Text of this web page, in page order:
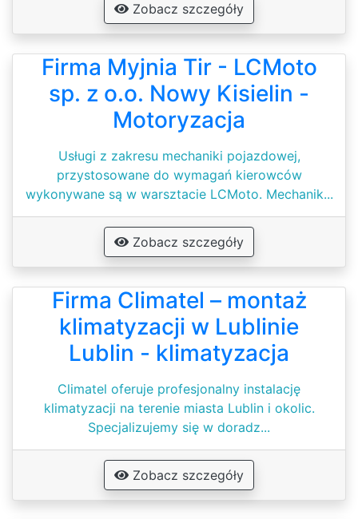
Zobacz szczegóły
Firma Myjnia Tir - LCMoto
sp. z o.o. Nowy Kisielin -
Motoryzacja
Usługi z zakresu mechaniki pojazdowej,
przystosowane do wymagań kierowców
wykonywane są w warsztacie LCMoto. Mechanik...
Zobacz szczegóły
Firma Climatel – montaż
klimatyzacji w Lublinie
Lublin - klimatyzacja
Climatel oferuje profesjonalny instalację
klimatyzacji na terenie miasta Lublin i okolic.
Specjalizujemy się w doradz...
Zobacz szczegóły